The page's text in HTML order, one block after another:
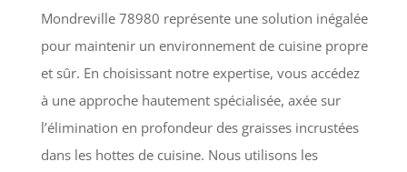
Mondreville 78980 représente une solution inégalée
pour maintenir un environnement de cuisine propre
et sûr. En choisissant notre expertise, vous accédez
à une approche hautement spécialisée, axée sur
l’élimination en profondeur des graisses incrustées
dans les hottes de cuisine. Nous utilisons les